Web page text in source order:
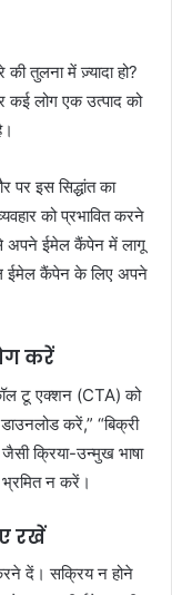
तुलना में ज़्यादा हो?
कई लोग एक उत्पाद को
इस सिद्धांत का
को प्रभावित करने
अपने ईमेल कैंपेन में लागू
ईमेल कैंपेन के लिए अपने
करें
टू एक्शन (CTA) को
करें,” “बिक्री
जैसी क्रिया-उन्मुख भाषा
भ्रमित न करें।
रखें
दें। सक्रिय न होने